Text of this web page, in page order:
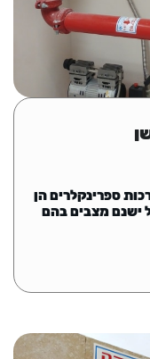
ספרינקלרים הן
ישנם מצבים בהם